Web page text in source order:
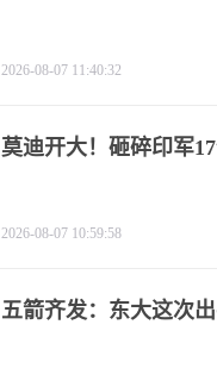
2026-08-07 11:40:32
莫迪开大！砸碎印军
2026-08-07 10:59:58
五箭齐发：东大这次